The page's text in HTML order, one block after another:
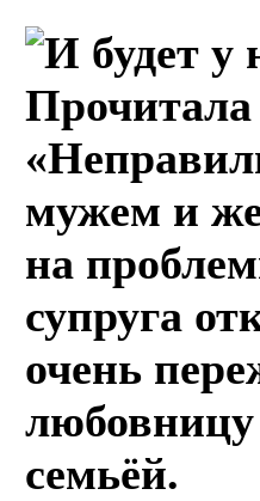
мужем и
на
супруга
очень
любовницу
семьёй.